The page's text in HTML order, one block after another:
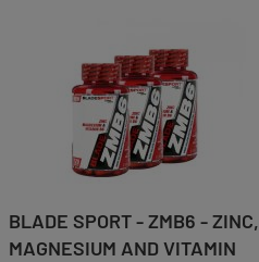
BLADE SPORT - ZMB6 - ZINC,
MAGNESIUM AND VITAMIN